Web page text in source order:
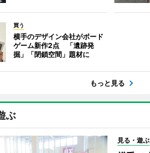
買う
横手のデザイン会社がボード
ゲーム新作2点 「遺跡発
掘」「閉鎖空間」題材に
もっと見る
ぶ
見る・遊ぶ